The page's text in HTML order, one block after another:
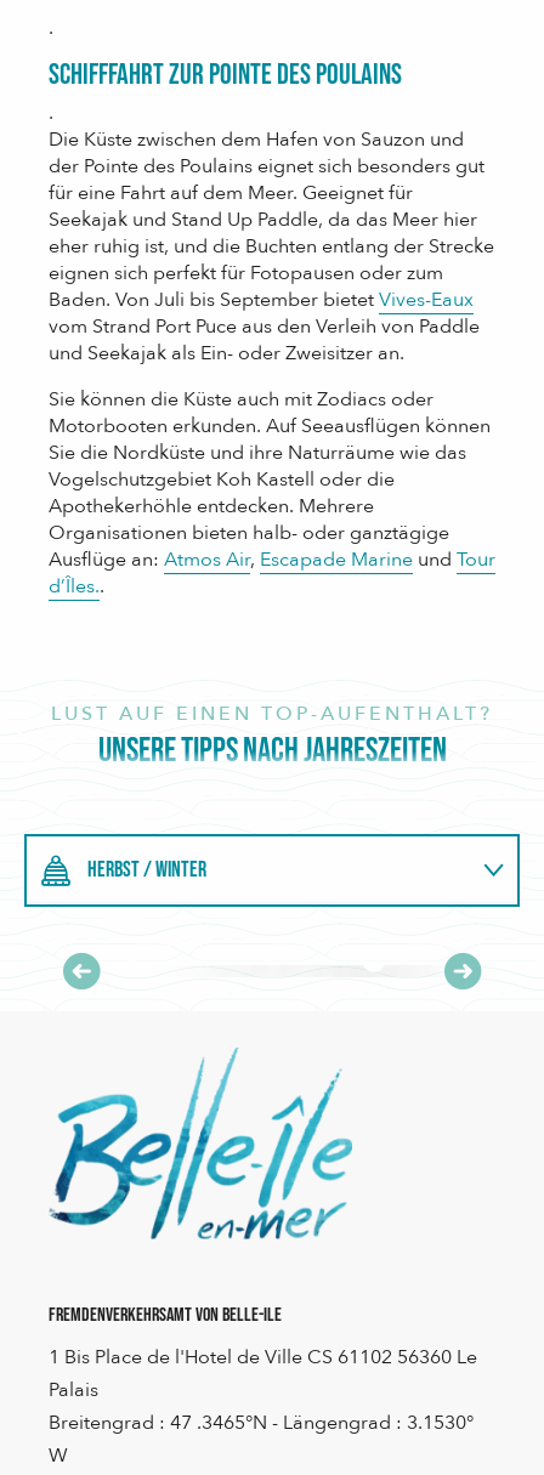
.
Schifffahrt zur Pointe des Poulains
.
Die Küste zwischen dem Hafen von Sauzon und
der Pointe des Poulains eignet sich besonders gut
für eine Fahrt auf dem Meer. Geeignet für
Seekajak und Stand Up Paddle, da das Meer hier
eher ruhig ist, und die Buchten entlang der Strecke
eignen sich perfekt für Fotopausen oder zum
Baden. Von Juli bis September bietetVives-Eaux
vom Strand Port Puce aus den Verleih von Paddle
und Seekajak als Ein- oder Zweisitzer an.
Sie können die Küste auch mit Zodiacs oder
Motorbooten erkunden. Auf Seeausflügen können
Sie die Nordküste und ihre Naturräume wie das
Vogelschutzgebiet Koh Kastell oder die
Apothekerhöhle entdecken. Mehrere
Organisationen bieten halb- oder ganztägige
Ausflüge an: Atmos Air, Escapade Marine und Tour
d’Îles..
LUST AUF EINEN TOP-AUFENTHALT?
UNSERE TIPPS NACH JAHRESZEITEN
HERBST / WINTER
Herbst oder eher Altweibersommer in Belle-île-en-
Mer! Die Lieblingsjahreszeit vieler Einwohner und
Besucher mit einer gewissen wiedergefundenen Ruhe
und dem Vergnügen noch...
Fremdenverkehrsamt von Belle-Ile
1 Bis Place de l'Hotel de Ville CS 61102 56360 Le
Palais
Breitengrad : 47 .3465°N - Längengrad : 3.1530°
W